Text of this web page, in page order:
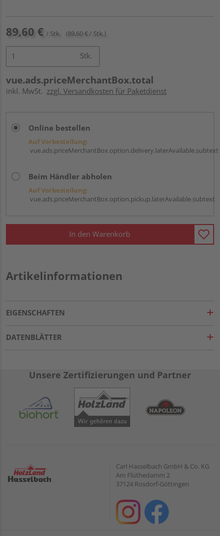
89,60 € / Stk. (89,60 € / Stk.)
Stk.
vue.ads.priceMerchantBox.total
inkl. MwSt. zzgl. Versandkosten für Paketdienst
Online bestellen
Auf Vorbestellung:
vue.ads.priceMerchantBox.option.delivery.laterAvailable.subtext
Beim Händler abholen
Auf Vorbestellung:
vue.ads.priceMerchantBox.option.pickup.laterAvailable.subtext
In den Warenkorb
Artikelinformationen
EIGENSCHAFTEN
DATENBLÄTTER
Unsere Zertifizierungen und Partner
Carl Hasselbach GmbH & Co. KG
Am Flüthedamm 2
37124 Rosdorf-Göttingen